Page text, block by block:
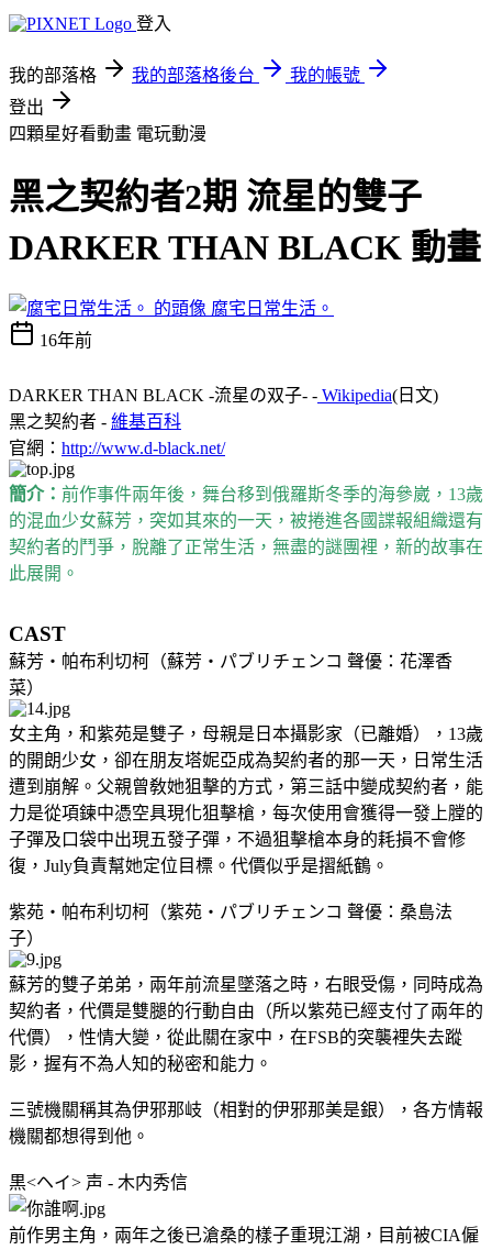
登入
我的部落格 我的部落格後台
我的帳號
登出
四顆星好看動畫 電玩動漫
黑之契約者2期 流星的雙子
DARKER THAN BLACK 動畫
腐宅日常生活。
16年前
DARKER THAN BLACK -流星の双子- - Wikipedia(日文)
黑之契約者 - 維基百科
官網： http://www.d-black.net/
簡介： 前作事件兩年後，舞台移到俄羅斯冬季的海參崴，13歲
的混血少女蘇芳，突如其來的一天，被捲進各國諜報組織還有
契約者的鬥爭，脫離了正常生活，無盡的謎團裡，新的故事在
此展開。
CAST
蘇芳・帕布利切柯（蘇芳・パブリチェンコ 聲優：花澤香
菜）
女主角，和紫苑是雙子，母親是日本攝影家（已離婚），13歲
的開朗少女，卻在朋友塔妮亞成為契約者的那一天，日常生活
遭到崩解。父親曾敎她狙擊的方式，第三話中變成契約者，能
力是從項鍊中憑空具現化狙擊槍，每次使用會獲得一發上膛的
子彈及口袋中出現五發子彈，不過狙擊槍本身的耗損不會修
復，July負責幫她定位目標。代價似乎是摺紙鶴。
紫苑・帕布利切柯（紫苑・パブリチェンコ 聲優：桑島法
子）
蘇芳的雙子弟弟，兩年前流星墜落之時，右眼受傷，同時成為
契約者，代價是雙腿的行動自由（所以紫苑已經支付了兩年的
代價），性情大變，從此關在家中，在FSB的突襲裡失去蹤
影，握有不為人知的秘密和能力。
三號機關稱其為伊邪那岐（相對的伊邪那美是銀），各方情報
機關都想得到他。
黒<ヘイ> 声 - 木内秀信
前作男主角，兩年之後已滄桑的樣子重現江湖，目前被CIA僱